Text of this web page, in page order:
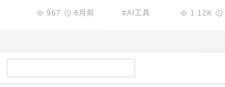
967 6月前 #AI工具 1.12K